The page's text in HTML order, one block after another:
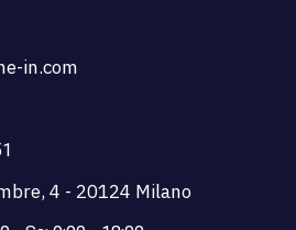
in.com
4 - 20124 Milano